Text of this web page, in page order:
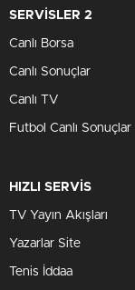
SERVİSLER 2
Canlı Borsa
Canlı Sonuçlar
Canlı TV
Futbol Canlı Sonuçlar
HIZLI SERVİS
TV Yayın Akışları
Yazarlar Site
Tenis İddaa